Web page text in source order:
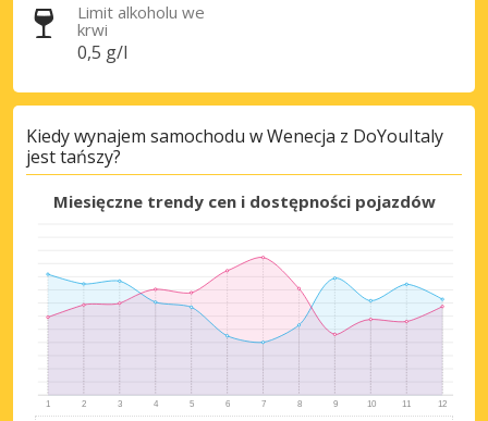
Limit alkoholu we
krwi
0,5 g/l
Kiedy wynajem samochodu w Wenecja z DoYouItaly
jest tańszy?
Miesięczne trendy cen i dostępności pojazdów